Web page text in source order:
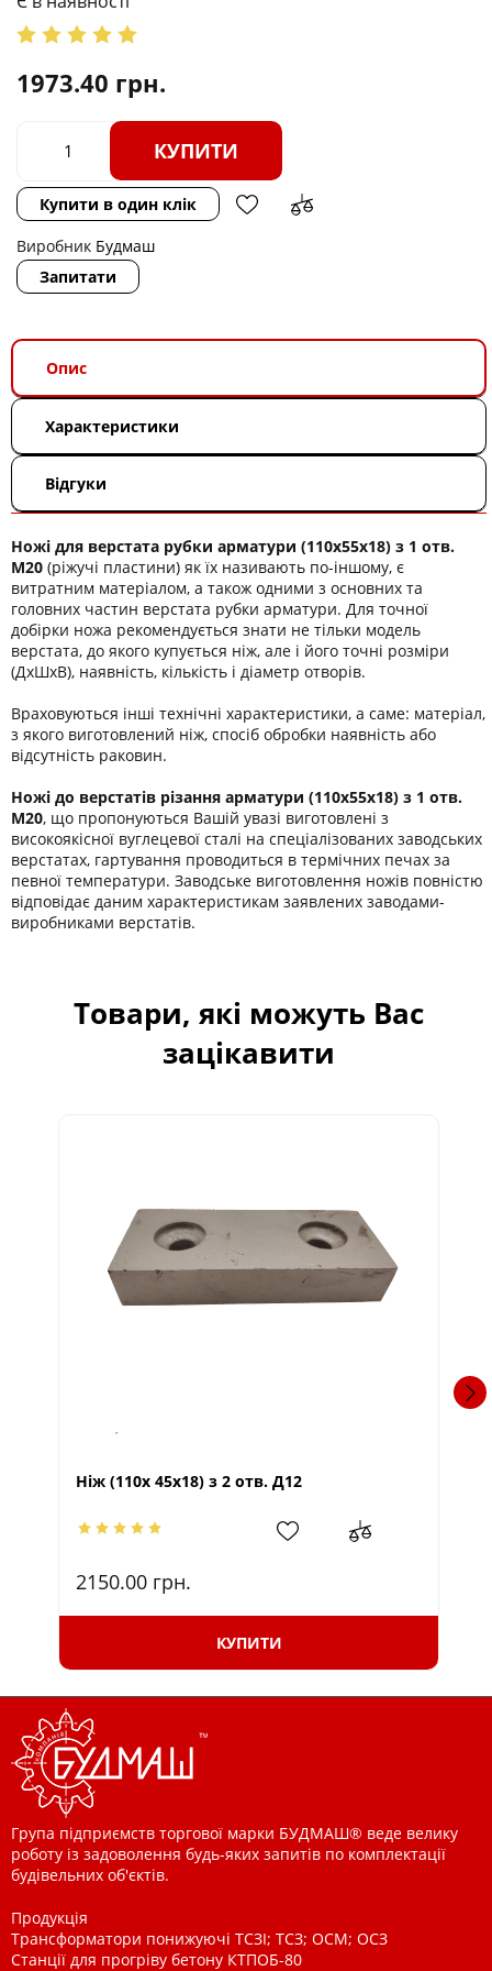
1973.40 грн.
КУПИТИ
Купити в один клік
Виробник Будмаш
Запитати
Опис
Характеристики
Відгуки
Ножі для верстата рубки арматури (110х55х18) з 1 отв.
М20 (ріжучі пластини) як їх називають по-іншому, є
витратним матеріалом, а також одними з основних та
головних частин верстата рубки арматури. Для точної
добірки ножа рекомендується знати не тільки модель
верстата, до якого купується ніж, але і його точні розміри
(ДхШхВ), наявність, кількість і діаметр отворів.
Враховуються інші технічні характеристики, а саме: матеріал,
з якого виготовлений ніж, спосіб обробки наявність або
відсутність раковин.
Ножі до верстатів різання арматури (110х55х18) з 1 отв.
М20, що пропонуються Вашій увазі виготовлені з
високоякісної вуглецевої сталі на спеціалізованих заводських
верстатах, гартування проводиться в термічних печах за
певної температури. Заводське виготовлення ножів повністю
відповідає даним характеристикам заявлених заводами-
виробниками верстатів.
Товари, які можуть Вас
зацікавити
Ніж (110х 45х18) з 2 отв. Д12
2150.00 грн.
КУПИТИ
Група підприємств торгової марки БУДМАШ® веде велику
роботу із задоволення будь-яких запитів по комплектації
будівельних об'єктів.
Продукція
Трансформатори понижуючі ТСЗІ; ТСЗ; ОСМ; ОСЗ
Станції для прогріву бетону КТПОБ-80